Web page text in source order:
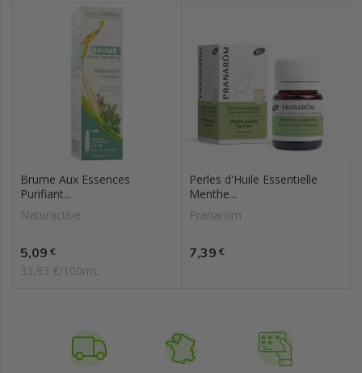
Brume Aux Essences
Purifiant...
Naturactive
Prix
5,09 €
33,93 €/100mL
Perles d'Huile Essentielle
Menthe...
Pranarom
Prix
7,39 €